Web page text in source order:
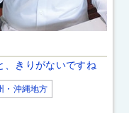
、きりがないですね
・沖縄地方